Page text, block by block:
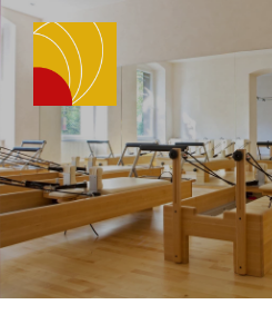
Zum
Inhalt
springen